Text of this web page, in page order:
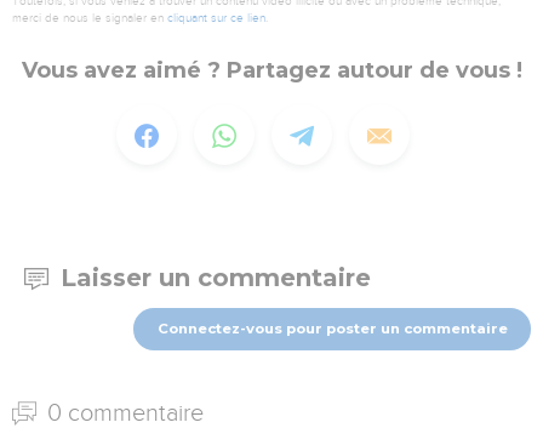
merci de nous le signaler en cliquant sur ce lien.
Vous avez aimé ? Partagez autour de vous !
Laisser un commentaire
Connectez-vous pour poster un commentaire
0 commentaire